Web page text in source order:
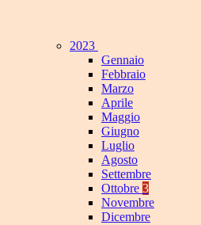
2023
Gennaio
Febbraio
Marzo
Aprile
Maggio
Giugno
Luglio
Agosto
Settembre
Ottobre 3
Novembre
Dicembre